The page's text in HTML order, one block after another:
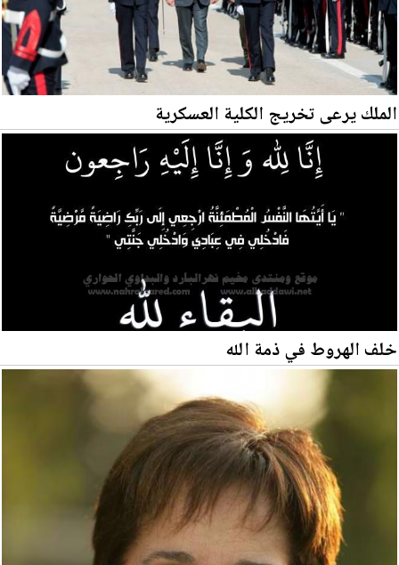
الملك يرعى تخريج الكلية العسكرية
خلف الهروط في ذمة الله